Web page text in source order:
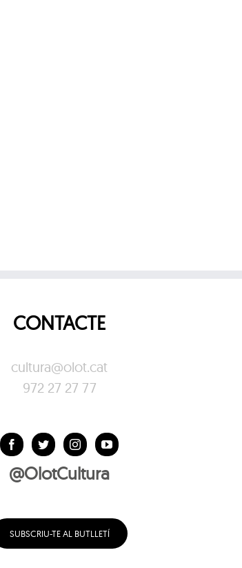
CONTACTE
cultura@olot.cat
972 27 27 77
@OlotCultura
SUBSCRIU-TE AL BUTLLETÍ